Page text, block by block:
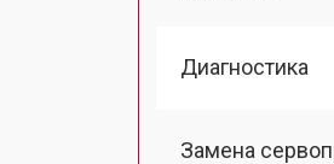
Диагностика
Замена